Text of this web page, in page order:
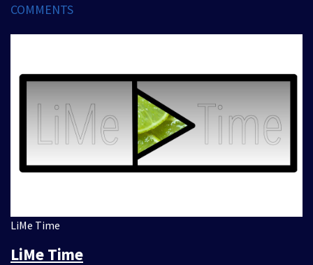
COMMENTS
LiMe Time
LiMe Time